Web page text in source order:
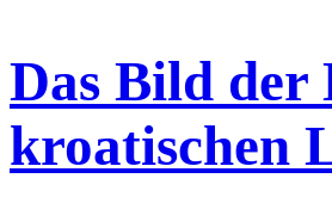
Das Bild der
kroatischen